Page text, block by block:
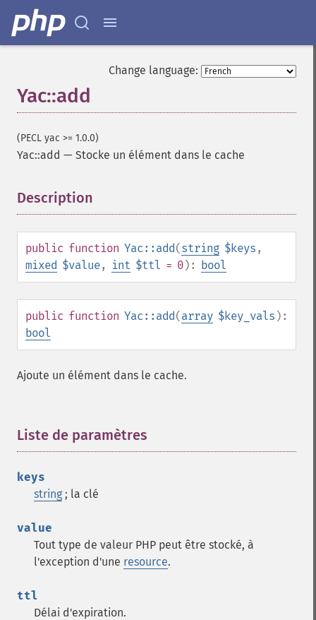
Change language:
Yac::add
(PECL yac >= 1.0.0)
Yac::add — Stocke un élément dans le cache
Description
public function Yac::add(string $keys ,
mixed $value, int $ttl = 0): bool
public function Yac::add(array $key_vals ):
bool
Ajoute un élément dans le cache.
Liste de paramètres
keys
string ; la clé
value
Tout type de valeur PHP peut être stocké, à
l'exception d'une resource.
ttl
Délai d'expiration.